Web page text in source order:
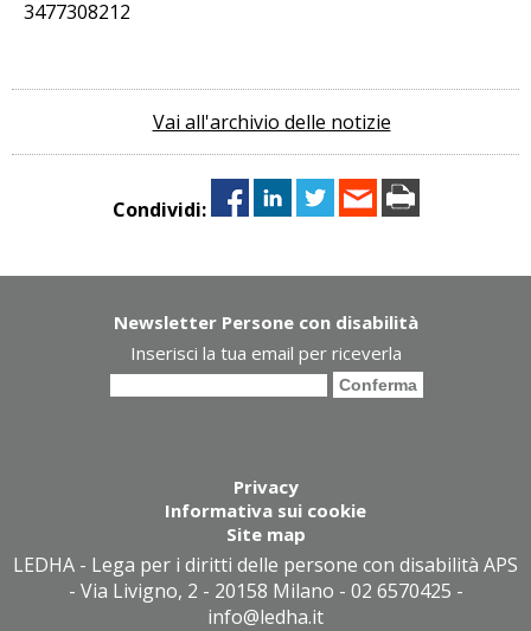
3477308212
Vai all'archivio delle notizie
Condividi:
Newsletter Persone con disabilità
Inserisci la tua email per riceverla
Privacy
Informativa sui cookie
Site map
LEDHA - Lega per i diritti delle persone con disabilità APS
- Via Livigno, 2 - 20158 Milano - 02 6570425 -
info@ledha.it